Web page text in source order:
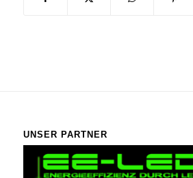
UNSER PARTNER